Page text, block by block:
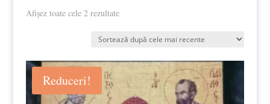
Afișez toate cele 2 rezultateSortat
mai
recente
Reduceri!